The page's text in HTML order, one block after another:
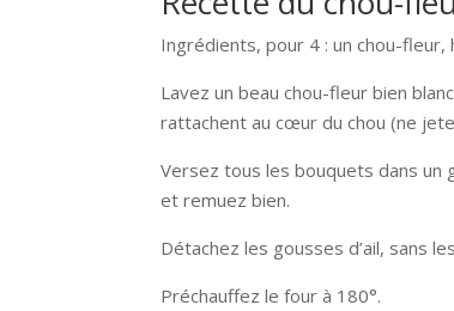
Ingrédients, pour 4 : un chou-fleur,
Lavez un beau chou-fleur bien
rattachent au cœur du chou (ne
Versez tous les bouquets dans un
et remuez bien.
Détachez les gousses d’ail, sans
Préchauffez le four à 180°.